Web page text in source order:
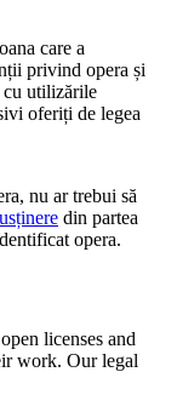
care a
privind opera și
cu utilizările
oferiți de legea
nu ar trebui să
din partea
opera.
licenses and
work. Our legal